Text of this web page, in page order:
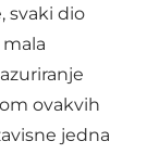
svaki dio
ovakvih
jedna